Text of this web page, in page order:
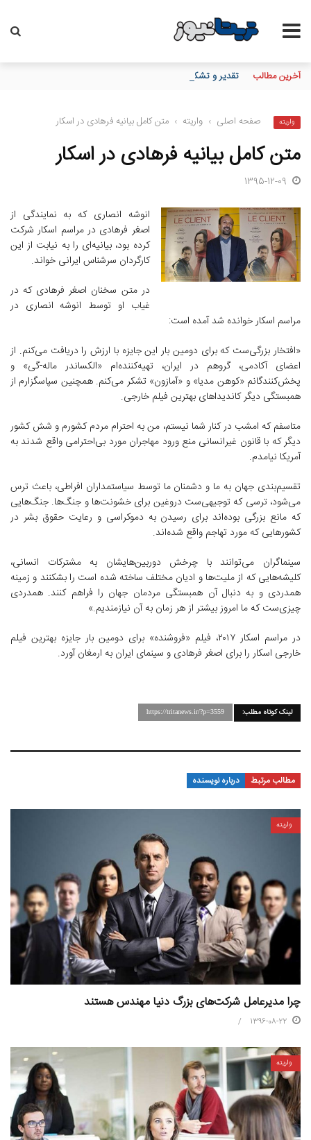
آخرین مطالب تقدیر و تشکر مدیرعامل پست بانک ایران از کلیه همکاران موثر در
واریته صفحه اصلی › واریته › متن کامل بیانیه فرهادی در اسکار
متن کامل بیانیه فرهادی در اسکار
1395-12-09
انوشه انصاری که به نمایندگی از
اصغر فرهادی در مراسم اسکار شرکت
کرده بود، بیانیه‌ای را به نیابت از این
کارگردان سرشناس ایرانی خواند.
در متن سخنان اصغر فرهادی که در
غیاب او توسط انوشه انصاری در
مراسم اسکار خوانده شد آمده است:
«افتخار بزرگی‌ست که برای دومین بار این جایزه با ارزش را دریافت می‌کنم. از
اعضای آکادمی، گروهم در ایران، تهیه‌کننده‌ام «الکساندر ماله‌-گی» و
پخش‌کنندگانم «کوهن مدیا» و «آمازون» تشکر می‌کنم. همچنین سپاسگزارم از
همبستگی دیگر کاندیداهای بهترین فیلم خارجی.
متاسفم که امشب در کنار شما نیستم، من به احترام مردم کشورم و شش کشور
دیگر که با قانون غیرانسانی منع ورود مهاجران مورد بی‌احترامی واقع شدند به
آمریکا نیامدم.
تقسیم‌بندی جهان به ما و دشمنان ما توسط سیاستمداران افراطی، باعث ترس
می‌شود، ترسی که توجیهی‌ست دروغین برای خشونت‌ها و جنگ‌ها. جنگ‌هایی
که مانع بزرگی بوده‌اند برای رسیدن به دموکراسی و رعایت حقوق بشر در
کشورهایی که مورد تهاجم واقع شده‌اند.
سینماگران می‌توانند با چرخش دوربین‌هایشان به مشترکات انسانی،
کلیشه‌هایی که از ملیت‌ها و ادیان مختلف ساخته شده است را بشکنند و زمینه‌
همدردی و به دنبال آن همبستگی مردمان جهان را فراهم کنند. همدردی
چیزی‌ست که ما امروز بیشتر از هر زمان به آن نیازمندیم.»
در مراسم اسکار ۲۰۱۷، فیلم «فروشنده» برای دومین بار جایزه بهترین فیلم
خارجی اسکار را برای اصغر فرهادی و سینمای ایران به ارمغان آورد.
لینک کوتاه مطلب: https://tritanews.ir/?p=3559
مطالب مرتبط درباره نویسنده
واریته
چرا مدیرعامل‌ شرکت‌های بزرگ دنیا مهندس هستند
1396-08-22
واریته